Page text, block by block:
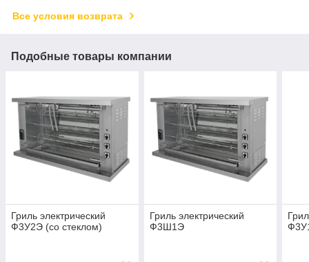
Все условия возврата
Подобные товары компании
Гриль электрический
Ф3У2Э (со стеклом)
Гриль электрический
Ф3Ш1Э